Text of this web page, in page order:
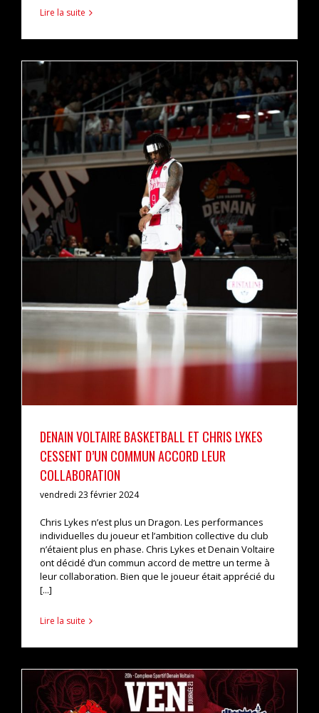
Lire la suite
Denain Voltaire Basketball et Chris Lykes cessent
d’un commun accord leur collaboration
actualités pro b
DENAIN VOLTAIRE BASKETBALL ET CHRIS LYKES
CESSENT D’UN COMMUN ACCORD LEUR
COLLABORATION
vendredi 23 février 2024
Chris Lykes n’est plus un Dragon. Les performances
individuelles du joueur et l’ambition collective du club
n’étaient plus en phase. Chris Lykes et Denain Voltaire
ont décidé d’un commun accord de mettre un terme à
leur collaboration. Bien que le joueur était apprécié du
[...]
Lire la suite